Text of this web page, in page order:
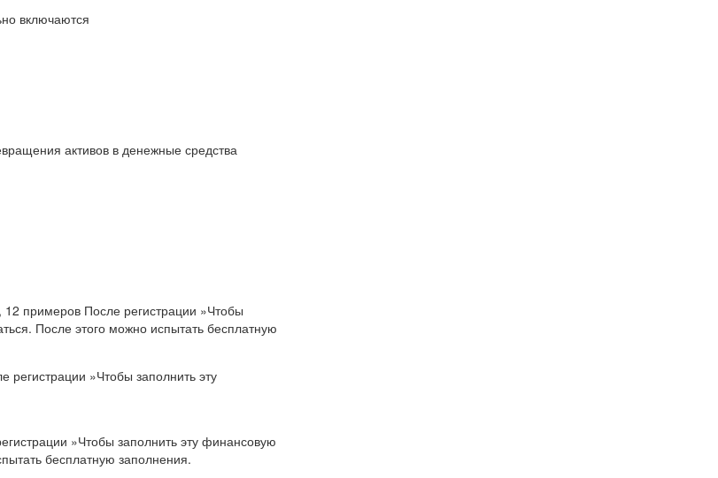
включаются
активов в денежные средства
12 примеров После регистрации »Чтобы
После этого можно испытать бесплатную
регистрации »Чтобы заполнить эту
»Чтобы заполнить эту финансовую
бесплатную заполнения.